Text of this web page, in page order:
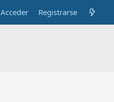
Acceder Registrarse